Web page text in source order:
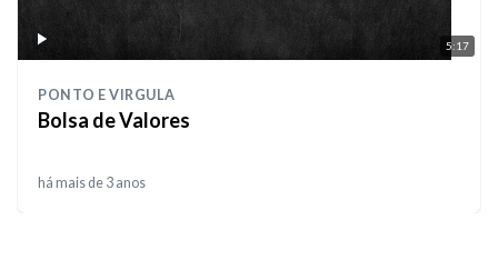
5:17
PONTO E VIRGULA
Bolsa de Valores
há mais de 3 anos